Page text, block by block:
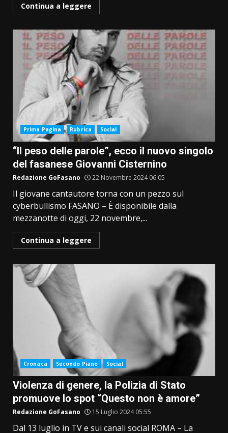
Continua a leggere
Prima Pagina Rubrica Social
“Il peso delle parole”, ecco il nuovo singolo
del fasanese Giovanni Cisternino
Redazione GoFasano 22 Novembre 2024 06:05
Il giovane cantautore torna con un pezzo sul
cyberbullismo FASANO – È disponibile dalla
mezzanotte di oggi, 22 novembre,...
Continua a leggere
Cronaca Secondo Piano Social
Violenza di genere, la Polizia di Stato
promuove lo spot “Questo non è amore”
Redazione GoFasano 15 Luglio 2024 05:55
Dal 13 luglio in TV e sui canali social ROMA – La